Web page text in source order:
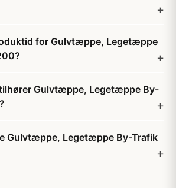
for Gulvtæppe, Legetæppe
Gulvtæppe, Legetæppe By-
Gulvtæppe, Legetæppe By-Trafik